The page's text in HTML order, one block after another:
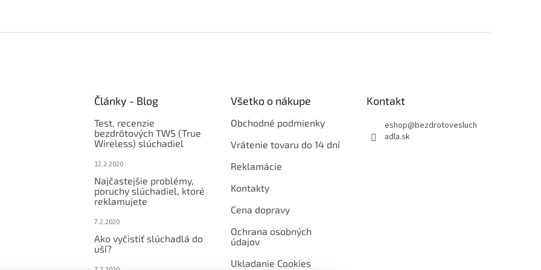
Články - Blog
Test, recenzie
bezdrôtových TWS (True
Wireless) slúchadiel
12.2.2020
Najčastejšie problémy,
poruchy slúchadiel, ktoré
reklamujete
7.2.2020
Ako vyčistiť slúchadlá do
uší?
Všetko o nákupe
Obchodné podmienky
Vrátenie tovaru do 14 dní
Reklamácie
Kontakty
Cena dopravy
Ochrana osobných
údajov
Ukladanie Cookies
Kontakt
eshop@bezdrotovesluch
adla.sk